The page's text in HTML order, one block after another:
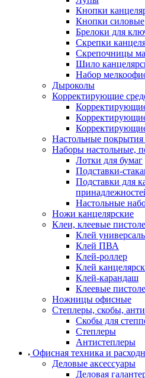
Кнопки
Кнопки силовые
Брелоки для
Скрепки
Скрепочницы
Шило
Набор
Дыроколы
Корректирующие
Настольные
Наборы настольные,
Лотки для бумаг
Подставки-
Подставки для
Настольные
Ножи канцелярские
Клеи, клеевые
Клей
Клей ПВА
Клей-роллер
Клей
Клей-карандаш
Клеевые
Ножницы офисные
Степлеры, скобы,
Скобы для
Степлеры
Антистеплеры
Офисная техника и
Деловые аксессуары
Деловая